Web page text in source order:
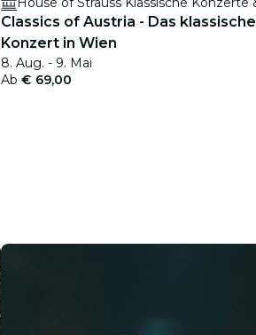
Classics of Austria - Das klassische
Konzert in Wien
8. Aug. - 9. Mai
Ab € 69,00